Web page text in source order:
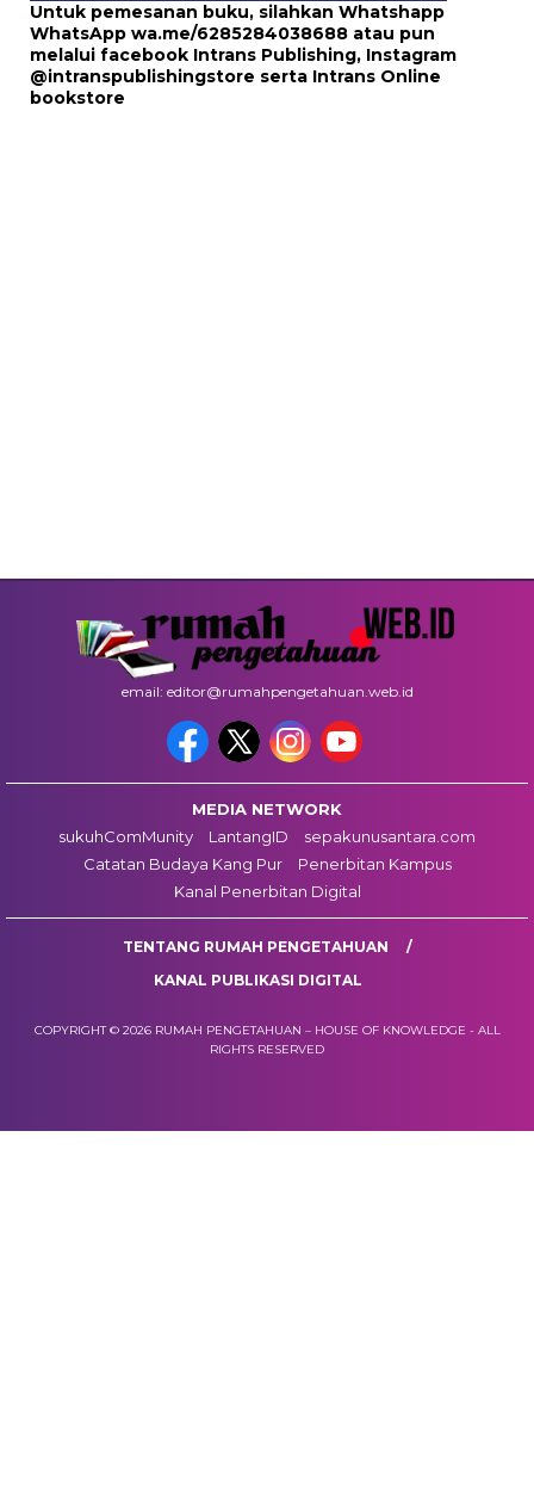
Untuk pemesanan buku, silahkan Whatshapp
WhatsApp wa.me/6285284038688 atau pun
melalui facebook Intrans Publishing, Instagram
@intranspublishingstore serta Intrans Online
bookstore
email: editor@rumahpengetahuan.web.id
MEDIA NETWORK
sukuhComMunity
LantangID
sepakunusantara.com
Catatan Budaya Kang Pur
Penerbitan Kampus
Kanal Penerbitan Digital
TENTANG RUMAH PENGETAHUAN
KANAL PUBLIKASI DIGITAL
COPYRIGHT © 2026 RUMAH PENGETAHUAN – HOUSE OF KNOWLEDGE - ALL
RIGHTS RESERVED